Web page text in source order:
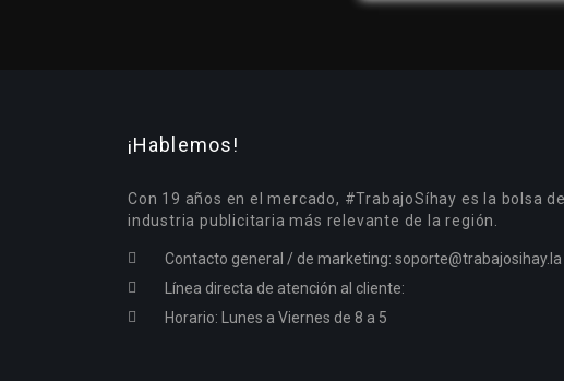
¡Hablemos!
Con 19 años en el mercado, #TrabajoSíhay es la bolsa
industria publicitaria más relevante de la región.
Contacto general / de marketing: soporte@trabajosihay.la
Línea directa de atención al cliente:
Horario: Lunes a Viernes de 8 a 5